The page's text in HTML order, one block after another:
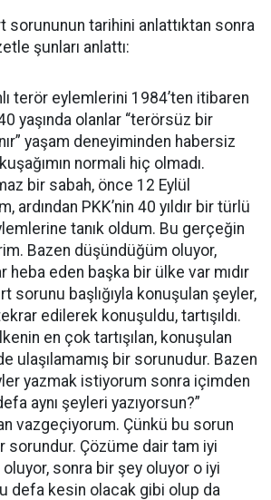
sorununun tarihini anlattıktan sonra
şunları anlattı:
terör eylemlerini 1984’ten itibaren
yaşında olanlar “terörsüz bir
yaşam deneyiminden habersiz
normali hiç olmadı.
bir sabah, önce 12 Eylül
ardından PKK’nin 40 yıldır bir türlü
tanık oldum. Bu gerçeğin
Bazen düşündüğüm oluyor,
heba eden başka bir ülke var mıdır
sorunu başlığıyla konuşulan şeyler,
edilerek konuşuldu, tartışıldı.
en çok tartışılan, konuşulan
ulaşılamamış bir sorunudur. Bazen
yazmak istiyorum sonra içimden
aynı şeyleri yazıyorsun?”
vazgeçiyorum. Çünkü bu sorun
sorundur. Çözüme dair tam iyi
sonra bir şey oluyor o iyi
defa kesin olacak gibi olup da